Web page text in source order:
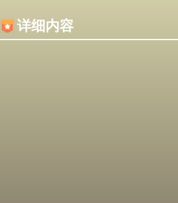
详细内容